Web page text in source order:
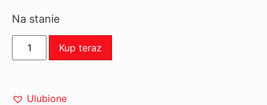
Na stanie
Kup teraz
Ulubione